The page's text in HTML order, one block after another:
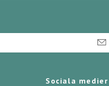
Sociala medier